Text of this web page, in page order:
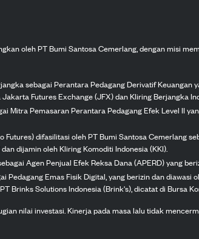
oleh PT Bumi Santosa Cemerlang, dengan misi
sebagai Perantara Pedagang Derivatif
Futures Exchange (JFX) dan Kliring Berjangka
Mitra Pemasaran Perantara Pedagang Efek Level II
difasilitasi oleh PT Bumi Santosa Cemerlang
dijamin oleh Kliring Komoditi Indonesia (KKI).
Agen Penjual Efek Reksa Dana (APERD) yang
Pedagang Emas Fisik Digital, yang berizin dan
Brinks Solutions Indonesia (Brink's), dicatat di Bursa
nilai investasi. Kinerja pada masa lalu tidak